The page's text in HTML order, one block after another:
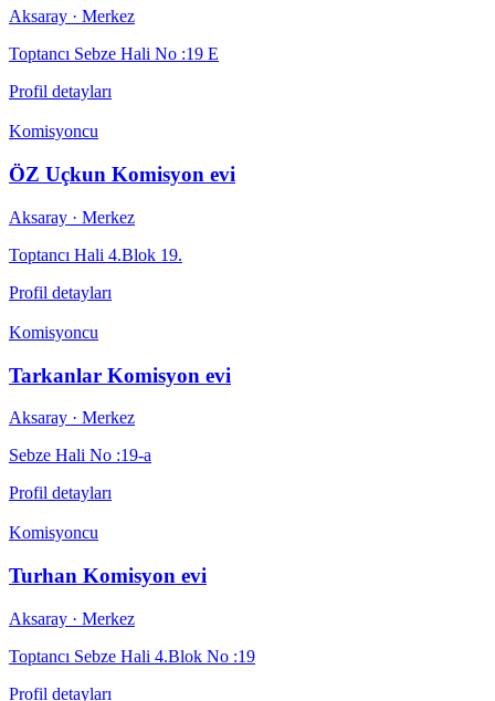
Aksaray · Merkez
Toptancı Sebze Hali No :19 E
Profil detayları
Komisyoncu
ÖZ Uçkun Komisyon evi
Aksaray · Merkez
Toptancı Hali 4.Blok 19.
Profil detayları
Komisyoncu
Tarkanlar Komisyon evi
Aksaray · Merkez
Sebze Hali No :19-a
Profil detayları
Komisyoncu
Turhan Komisyon evi
Aksaray · Merkez
Toptancı Sebze Hali 4.Blok No :19
Profil detayları